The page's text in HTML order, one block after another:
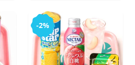
-2%